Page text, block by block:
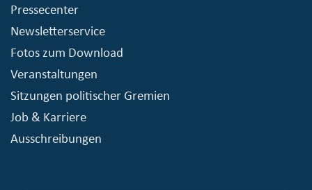
Pressecenter
Newsletterservice
Fotos zum Download
Veranstaltungen
Sitzungen politischer Gremien
Job & Karriere
Ausschreibungen